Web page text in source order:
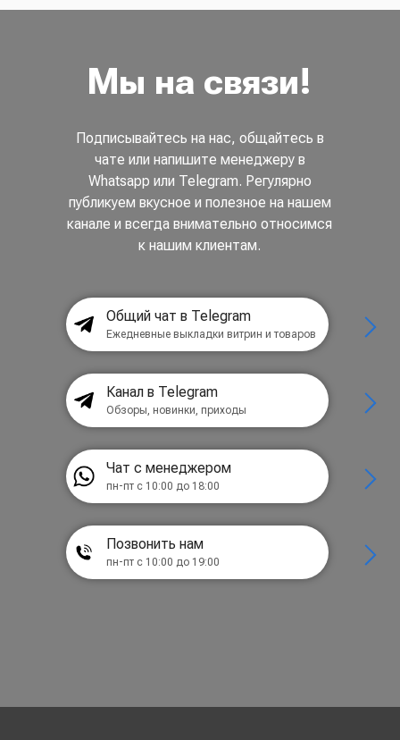
Мы на связи!
Подписывайтесь на нас, общайтесь в
чате или напишите менеджеру в
Whatsapp или Telegram. Регулярно
публикуем вкусное и полезное на нашем
канале и всегда внимательно относимся
к нашим клиентам.
Общий чат в Telegram
Ежедневные выкладки витрин и товаров
Канал в Telegram
Обзоры, новинки, приходы
Чат с менеджером
пн-пт с 10:00 до 18:00
Позвонить нам
пн-пт с 10:00 до 19:00